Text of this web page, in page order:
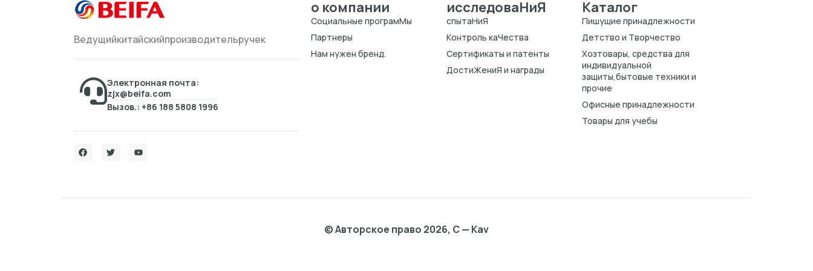
Ведущийкитайскийпроизводительручек
Электронная почта:
zjx@beifa.com
Вызов.: +86 188 5808 1996
о компании
Cоциальные програмMы
Партнеры
Нам нужен бренд.
исследоваHиЯ
спытаHиЯ
Kонтроль каЧества
Cертификаты и патенты
ДостиЖениЯ и награды
Каталог
Пишущие принадлежности
Детство и Творчество
Хозтовары, средства для
индивидуальной
защиты,бытовые техники и
прочие
Офисные принадлежности
Товары для учебы
© Авторское право 2026, C — Kav